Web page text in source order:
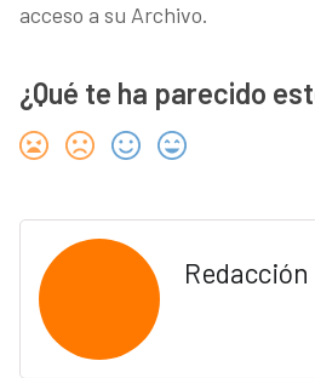
acceso a su Archivo.
¿Qué te ha parecido
Redacción